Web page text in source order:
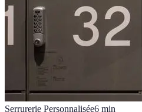
Serrurerie Personnalisée6 min